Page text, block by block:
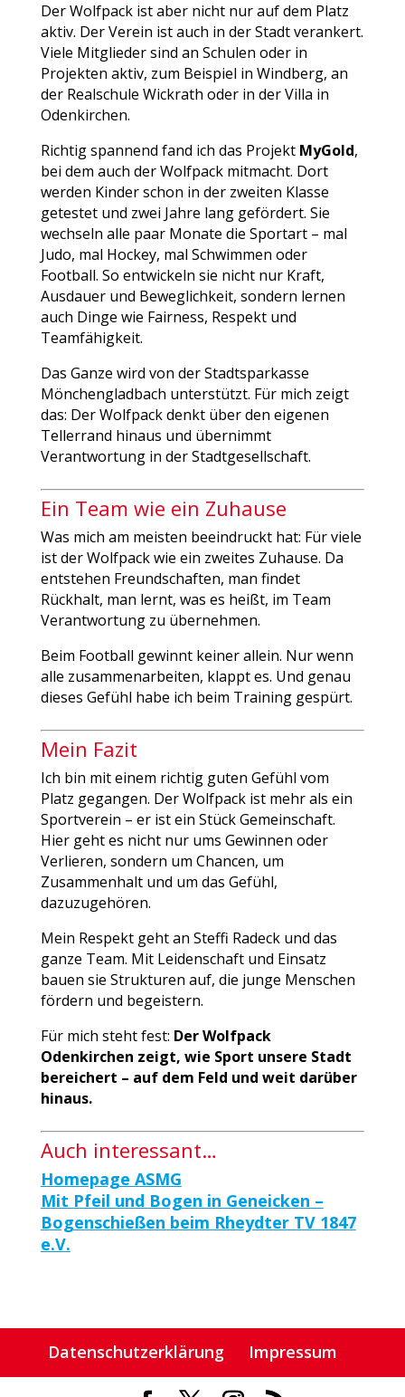
Der Wolfpack ist aber nicht nur auf dem Platz
aktiv. Der Verein ist auch in der Stadt verankert.
Viele Mitglieder sind an Schulen oder in
Projekten aktiv, zum Beispiel in Windberg, an
der Realschule Wickrath oder in der Villa in
Odenkirchen.
Richtig spannend fand ich das Projekt MyGold,
bei dem auch der Wolfpack mitmacht. Dort
werden Kinder schon in der zweiten Klasse
getestet und zwei Jahre lang gefördert. Sie
wechseln alle paar Monate die Sportart – mal
Judo, mal Hockey, mal Schwimmen oder
Football. So entwickeln sie nicht nur Kraft,
Ausdauer und Beweglichkeit, sondern lernen
auch Dinge wie Fairness, Respekt und
Teamfähigkeit.
Das Ganze wird von der Stadtsparkasse
Mönchengladbach unterstützt. Für mich zeigt
das: Der Wolfpack denkt über den eigenen
Tellerrand hinaus und übernimmt
Verantwortung in der Stadtgesellschaft.
Ein Team wie ein Zuhause
Was mich am meisten beeindruckt hat: Für viele
ist der Wolfpack wie ein zweites Zuhause. Da
entstehen Freundschaften, man findet
Rückhalt, man lernt, was es heißt, im Team
Verantwortung zu übernehmen.
Beim Football gewinnt keiner allein. Nur wenn
alle zusammenarbeiten, klappt es. Und genau
dieses Gefühl habe ich beim Training gespürt.
Mein Fazit
Ich bin mit einem richtig guten Gefühl vom
Platz gegangen. Der Wolfpack ist mehr als ein
Sportverein – er ist ein Stück Gemeinschaft.
Hier geht es nicht nur ums Gewinnen oder
Verlieren, sondern um Chancen, um
Zusammenhalt und um das Gefühl,
dazuzugehören.
Mein Respekt geht an Steffi Radeck und das
ganze Team. Mit Leidenschaft und Einsatz
bauen sie Strukturen auf, die junge Menschen
fördern und begeistern.
Für mich steht fest: Der Wolfpack
Odenkirchen zeigt, wie Sport unsere Stadt
bereichert – auf dem Feld und weit darüber
hinaus.
Auch interessant…
Homepage ASMG
Mit Pfeil und Bogen in Geneicken –
Bogenschießen beim Rheydter TV 1847
e.V.
Datenschutzerklärung Impressum